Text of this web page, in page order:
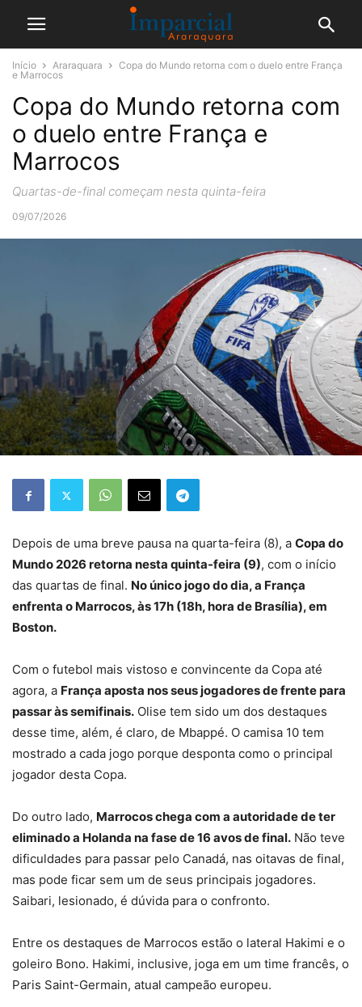
Início Araraquara
Copa do Mundo retorna com o duelo entre França
e Marrocos
Copa do Mundo retorna com
o duelo entre França e
Marrocos
Quartas-de-final começam nesta quinta-feira
09/07/2026
Depois de uma breve pausa na quarta-feira (8), a Copa do
Mundo 2026 retorna nesta quinta-feira (9), com o início
das quartas de final. No único jogo do dia, a França
enfrenta o Marrocos, às 17h (18h, hora de Brasília), em
Boston.
Com o futebol mais vistoso e convincente da Copa até
agora, a França aposta nos seus jogadores de frente para
passar às semifinais. Olise tem sido um dos destaques
desse time, além, é claro, de Mbappé. O camisa 10 tem
mostrado a cada jogo porque desponta como o principal
jogador desta Copa.
Do outro lado, Marrocos chega com a autoridade de ter
eliminado a Holanda na fase de 16 avos de final. Não teve
dificuldades para passar pelo Canadá, nas oitavas de final,
mas pode ficar sem um de seus principais jogadores.
Saibari, lesionado, é dúvida para o confronto.
Entre os destaques de Marrocos estão o lateral Hakimi e o
goleiro Bono. Hakimi, inclusive, joga em um time francês, o
Paris Saint-Germain, atual campeão europeu.